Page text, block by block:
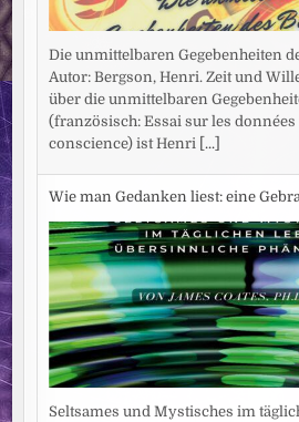
Die unmittelbaren Gegebenheiten
Autor: Bergson, Henri. Zeit und
über die unmittelbaren
(französisch: Essai sur les
conscience) ist Henri [...]
Wie man Gedanken liest: eine
Seltsames und Mystisches im